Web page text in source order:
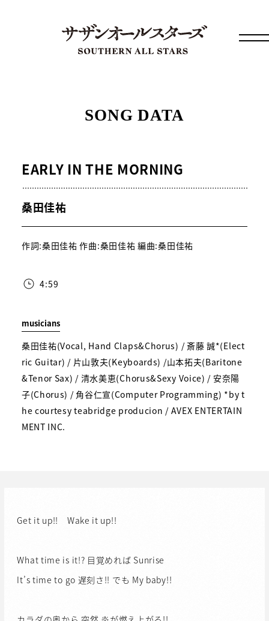
SONG DATA
EARLY IN THE MORNING
桑田佳祐
作詞:桑田佳祐 作曲:桑田佳祐 編曲:桑田佳祐
4:59
musicians
桑田佳祐(Vocal, Hand Claps&Chorus) / 斎藤 誠*(Elect
ric Guitar) / 片山敦夫(Keyboards) /山本拓夫(Baritone
&Tenor Sax) / 清水美恵(Chorus&Sexy Voice) / 安奈陽
子(Chorus) / 角谷仁宣(Computer Programming) *by t
he courtesy teabridge producion / AVEX ENTERTAIN
MENT INC.
Get it up!! Wake it up!!
What time is it!? 目覚めれば Sunrise
It’s time to go 遅刻さ!! でも My baby!!